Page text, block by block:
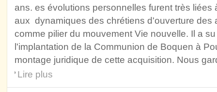
ans. es évolutions personnelles furent très
aux dynamiques des chrétiens d'ouverture des
comme pilier du mouvement Vie nouvelle. Il a
l'implantation de la Communion de Boquen à
montage juridique de cette acquisition. Nous
Lire plus